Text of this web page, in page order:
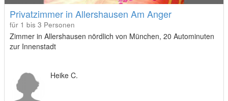
Privatzimmer in Allershausen Am Anger
für 1 bis 3 Personen
Zimmer in Allershausen nördlich von München, 20 Autominuten
zur Innenstadt
Heike C.